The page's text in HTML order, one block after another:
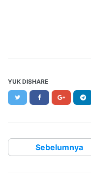
YUK DISHARE
Twitter FacebookGoogle+
Sebelumnya